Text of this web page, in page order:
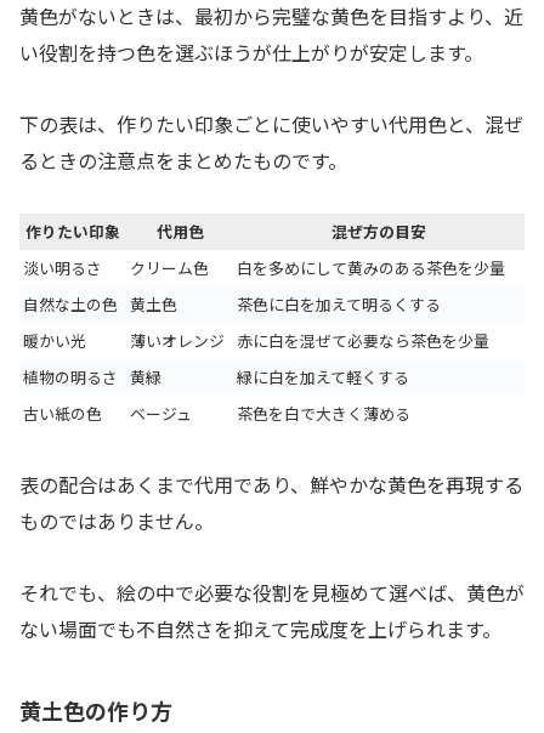
黄色がないときは、最初から完璧な黄色を目指すより、近
い役割を持つ色を選ぶほうが仕上がりが安定します。
下の表は、作りたい印象ごとに使いやすい代用色と、混ぜ
るときの注意点をまとめたものです。
作りたい印象 代用色
混ぜ方の目安
淡い明るさ
クリーム色
白を多めにして黄みのある茶色を少量
自然な土の色 黄土色
茶色に白を加えて明るくする
暖かい光
薄いオレンジ
赤に白を混ぜて必要なら茶色を少量
植物の明るさ
黄緑
緑に白を加えて軽くする
古い紙の色
ベージュ 茶色を白で大きく薄める
表の配合はあくまで代用であり、鮮やかな黄色を再現する
ものではありません。
それでも、絵の中で必要な役割を見極めて選べば、黄色が
ない場面でも不自然さを抑えて完成度を上げられます。
黄土色の作り方